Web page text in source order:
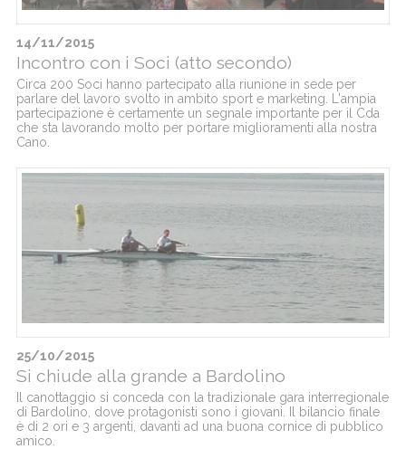
14/11/2015
Incontro con i Soci (atto secondo)
Circa 200 Soci hanno partecipato alla riunione in sede per
parlare del lavoro svolto in ambito sport e marketing. L'ampia
partecipazione è certamente un segnale importante per il Cda
che sta lavorando molto per portare miglioramenti alla nostra
Cano.
25/10/2015
Si chiude alla grande a Bardolino
Il canottaggio si conceda con la tradizionale gara interregionale
di Bardolino, dove protagonisti sono i giovani. Il bilancio finale
è di 2 ori e 3 argenti, davanti ad una buona cornice di pubblico
amico.